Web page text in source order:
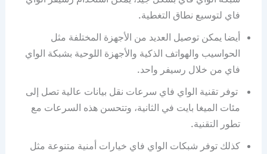
فاي لتوسيع نطاق التغطية.
أيضا يمكن توصيل العديد من الأجهزة المختلفة مثل
الحواسيب والهواتف الذكية والأجهزة اللوحية بشبكة الواي
فاي من خلال رسيفر واحد.
توفر تقنية الواي فاي سرعات نقل بيانات عالية تصل إلى
مئات الميغا بايت في الثانية، وتتحسن هذه السرعات مع
تطور التقنية.
كذلك توفر شبكات الواي فاي خيارات أمنية متنوعة مثل